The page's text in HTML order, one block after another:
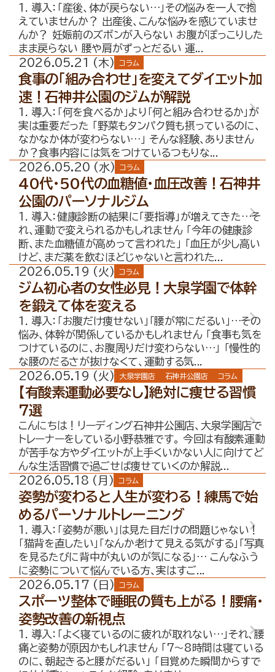
1. 導入：「産後、体が戻らない…」その悩みを一人で抱
えていませんか？ 出産後、こんな悩みを感じていませ
んか？ 妊娠前のズボンが入らない お腹がぽっこりした
まま戻らない 腰や肩がずっとだるい 運...
2026.05.21 (木) コラム
食事の「組み合わせ」を変えてダイエット加
速！石神井公園のジムが解説
1. 導入：「何を食べるか」より「何と組み合わせるか」が
実は重要だった 「野菜もタンパク質も摂っているのに、
なかなか体が変わらない…」 そんな経験、ありません
か？食事内容には気をつけているつもりな...
2026.05.20 (水) コラム
40代・50代の血糖値・血圧改善！石神井
公園のパーソナルジム
1. 導入：健康診断の結果に「要指導」が増えてきた…そ
れ、運動で変えられるかもしれません 「今年の健康診
断、また血糖値が高めって言われた」 「血圧が少し高い
けど、まだ薬を飲むほどじゃないと言われた...
2026.05.19 (火) コラム
ジム初心者の女性必見！大泉学園で体幹
を鍛えて体を変える
1. 導入：「お腹だけ痩せない」「腰が常にだるい」…その
悩み、体幹が関係しているかもしれません 「食事も気を
つけているのに、お腹周りだけ変わらない…」 「慢性的
な腰のだるさが抜けなくて、運動する気...
2026.05.19 (火) 大泉学園店 石神井公園店 コラム
【有酸素運動必要なし】絶対に痩せる習慣
７選
こんにちは！リーディング石神井公園店、大泉学園店で
トレーナーをしている小野恭雅です。 今回は有酸素運動
が苦手な方やダイエットが上手くいかない人に向けてど
んな生活習慣で過ごせば痩せていくのか解説...
2026.05.18 (月) コラム
姿勢が変わると人生が変わる！練馬で始
めるパーソナルトレーニング
1. 導入：「姿勢が悪い」は見た目だけの問題じゃない！
「猫背を直したい」「なんか老けて見える気がする」「写真
を見るたびに背中が丸いのが気になる」… こんなふう
に姿勢について悩んでいる方、実はすご...
2026.05.17 (日) コラム
スポーツ整体で睡眠の質も上がる！腰痛・
姿勢改善の新視点
1. 導入：「よく寝ているのに疲れが取れない…」それ、腰
痛と姿勢が原因かもしれません 「7〜8時間は寝ている
のに、朝起きると腰がだるい」 「目覚めた瞬間からすで